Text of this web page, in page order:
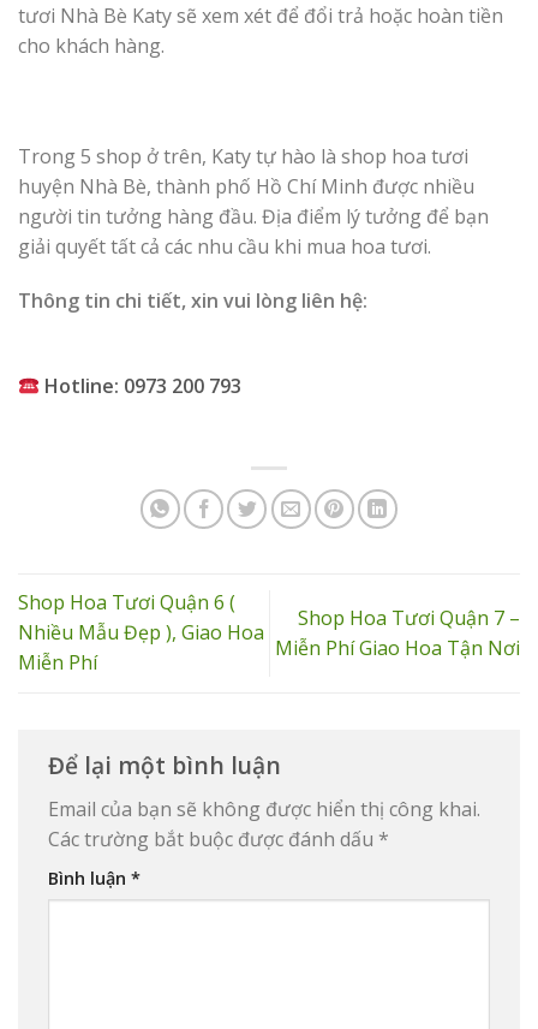
tươi Nhà Bè Katy sẽ xem xét để đổi trả hoặc hoàn tiền
cho khách hàng.
Trong 5 shop ở trên, Katy tự hào là shop hoa tươi
huyện Nhà Bè, thành phố Hồ Chí Minh được nhiều
người tin tưởng hàng đầu. Địa điểm lý tưởng để bạn
giải quyết tất cả các nhu cầu khi mua hoa tươi.
Thông tin chi tiết, xin vui lòng liên hệ:
Hotline: 0973 200 793
Shop Hoa Tươi Quận 6 (
Nhiều Mẫu Đẹp ), Giao Hoa
Miễn Phí
Shop Hoa Tươi Quận 7 –
Miễn Phí Giao Hoa Tận Nơi
Để lại một bình luận
Email của bạn sẽ không được hiển thị công khai.
Các trường bắt buộc được đánh dấu *
Bình luận *